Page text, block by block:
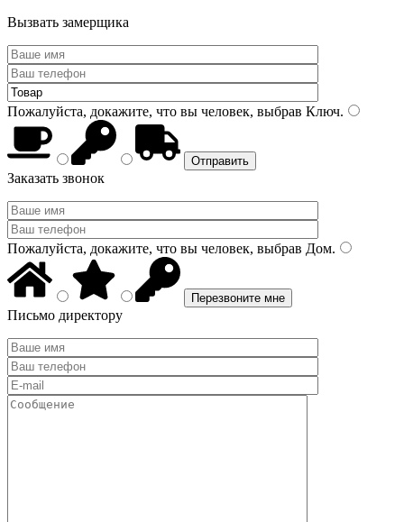
Вызвать замерщика
Пожалуйста, докажите, что вы человек, выбрав Ключ.
Заказать звонок
Пожалуйста, докажите, что вы человек, выбрав Дом.
Письмо директору